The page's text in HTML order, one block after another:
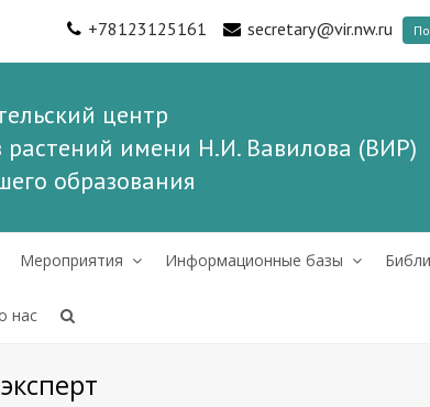
+78123125161 secretary@vir.nw.ru
центр
растений имени Н.И. Вавилова (ВИР)
образования
Мероприятия Информационные базы
нас